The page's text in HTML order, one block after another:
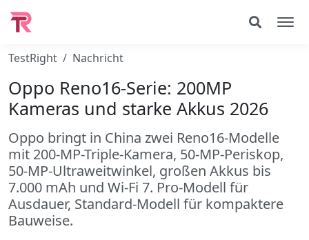
TestRight Nachricht
Oppo Reno16-Serie: 200MP
Kameras und starke Akkus 2026
Oppo bringt in China zwei Reno16-Modelle
mit 200-MP-Triple-Kamera, 50-MP-Periskop,
50-MP-Ultraweitwinkel, großen Akkus bis
7.000 mAh und Wi‑Fi 7. Pro-Modell für
Ausdauer, Standard-Modell für kompaktere
Bauweise.